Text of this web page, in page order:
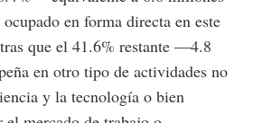
en forma directa en este
que el 41.6% restante —4.8
en otro tipo de actividades no
y la tecnología o bien